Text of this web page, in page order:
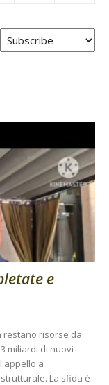
e
restano risorse da
miliardi di nuovi
a
La sfida è